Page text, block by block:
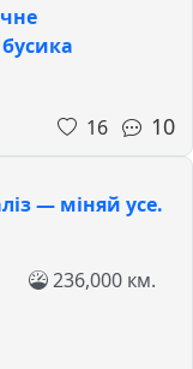
16
10
— міняй усе.
236,000 км.